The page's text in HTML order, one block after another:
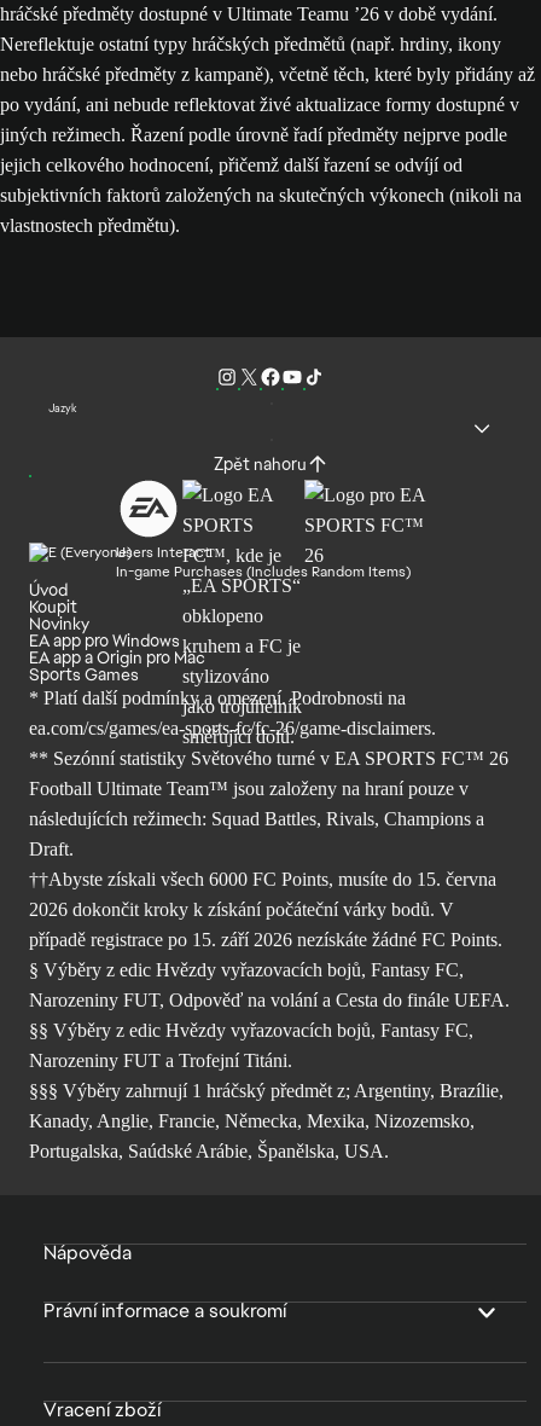
hráčské předměty dostupné v Ultimate Teamu ’26 v době vydání.
Nereflektuje ostatní typy hráčských předmětů (např. hrdiny, ikony
nebo hráčské předměty z kampaně), včetně těch, které byly přidány až
po vydání, ani nebude reflektovat živé aktualizace formy dostupné v
jiných režimech. Řazení podle úrovně řadí předměty nejprve podle
jejich celkového hodnocení, přičemž další řazení se odvíjí od
subjektivních faktorů založených na skutečných výkonech (nikoli na
vlastnostech předmětu).
Jazyk
Zpět nahoru
Users Interact
In-game Purchases (Includes Random Items)
Úvod
Koupit
Novinky
EA app pro Windows
EA app a Origin pro Mac
Sports Games
* Platí další podmínky a omezení. Podrobnosti na
ea.com/cs/games/ea-sports-fc/fc-26/game-disclaimers.
** Sezónní statistiky Světového turné v EA SPORTS FC™ 26
Football Ultimate Team™ jsou založeny na hraní pouze v
následujících režimech: Squad Battles, Rivals, Champions a
Draft.
††Abyste získali všech 6000 FC Points, musíte do 15. června
2026 dokončit kroky k získání počáteční várky bodů. V
případě registrace po 15. září 2026 nezískáte žádné FC Points.
§ Výběry z edic Hvězdy vyřazovacích bojů, Fantasy FC,
Narozeniny FUT, Odpověď na volání a Cesta do finále UEFA.
§§ Výběry z edic Hvězdy vyřazovacích bojů, Fantasy FC,
Narozeniny FUT a Trofejní Titáni.
§§§ Výběry zahrnují 1 hráčský předmět z; Argentiny, Brazílie,
Kanady, Anglie, Francie, Německa, Mexika, Nizozemsko,
Portugalska, Saúdské Arábie, Španělska, USA.
Nápověda
Právní informace a soukromí
Vracení zboží